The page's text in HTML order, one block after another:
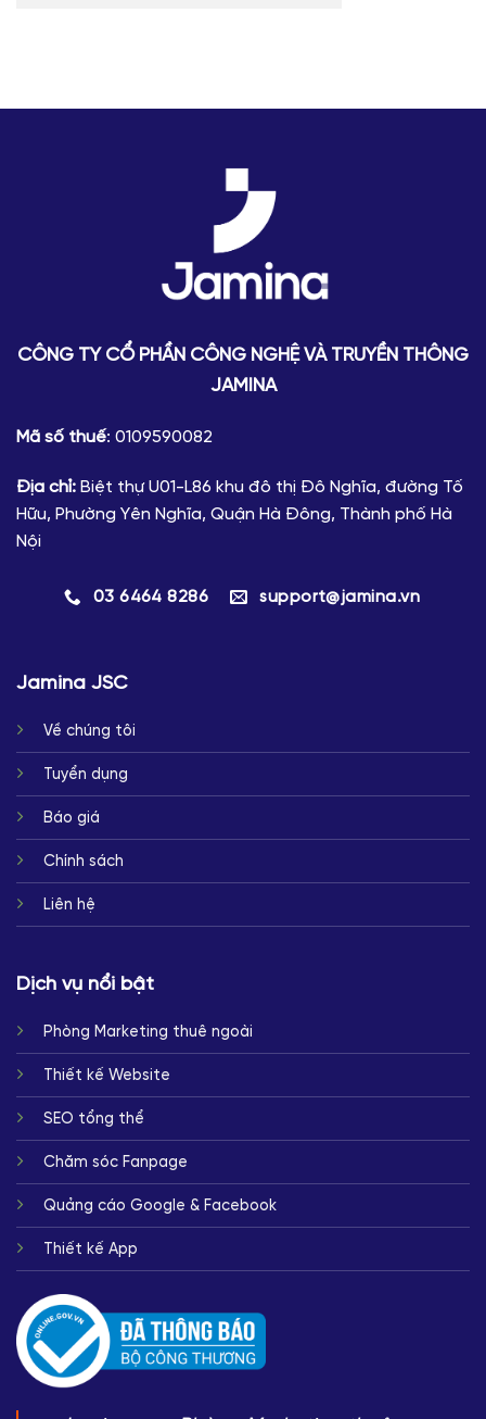
CÔNG TY CỔ PHẦN CÔNG NGHỆ VÀ TRUYỀN THÔNG
JAMINA
Mã số thuế: 0109590082
Địa chỉ: Biệt thự U01-L86 khu đô thị Đô Nghĩa, đường Tố
Hữu, Phường Yên Nghĩa, Quận Hà Đông, Thành phố Hà
Nội
03 6464 8286 support@jamina.vn
Jamina JSC
Về chúng tôi
Tuyển dụng
Báo giá
Chính sách
Liên hệ
Dịch vụ nổi bật
Phòng Marketing thuê ngoài
Thiết kế Website
SEO tổng thể
Chăm sóc Fanpage
Quảng cáo Google & Facebook
Thiết kế App